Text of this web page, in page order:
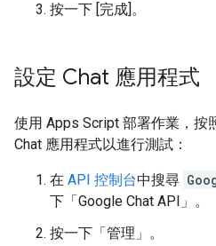
按一下 [完成]。
設定 Chat 應用程式
使用 Apps Script 部署作業，按
Chat 應用程式以進行測試：
在 API 控制台中搜尋
下「Google Chat API」 。
按一下「管理」 。